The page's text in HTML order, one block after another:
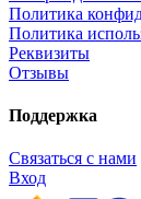
Политика
Политика
Реквизиты
Отзывы
Поддержка
Связаться с нами
Вход